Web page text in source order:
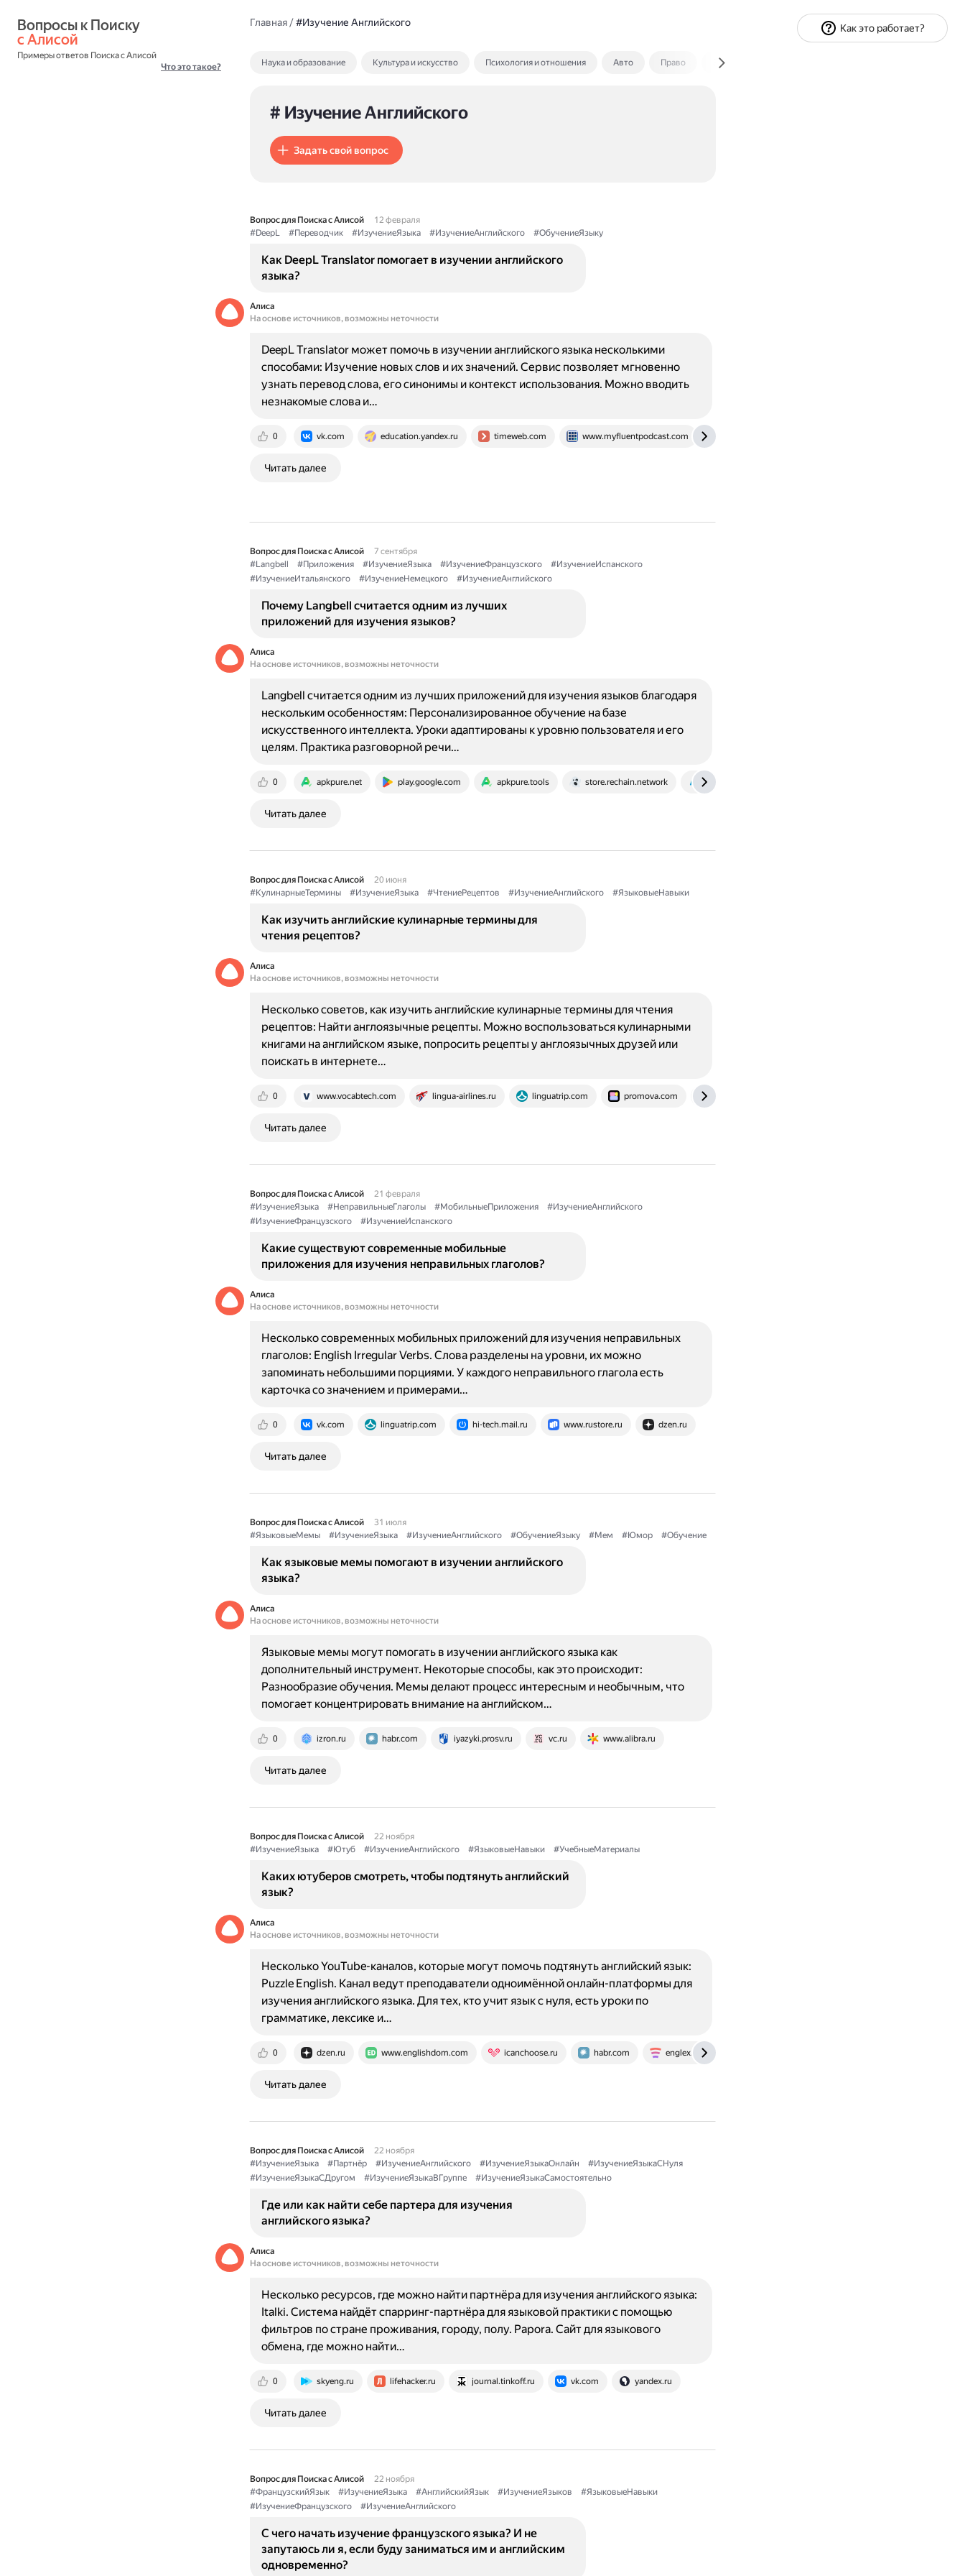
с Алисой
Примеры ответов Поиска с Алисой
Что это такое?
Главная/#Изучение Английского
Наука и образование Культура и искусство Психология и отношения Авто Право Экономика и финансы
# Изучение Английского
Задать свой вопрос
Вопрос для Поиска с Алисой
12 февраля
#DeepL
#Переводчик #ИзучениеЯзыка #ИзучениеАнглийского #ОбучениеЯзыку
Как DeepL Translator помогает в изучении английского
языка?
Алиса
На основе источников, возможны неточности
0 vk.com education.yandex.ru timeweb.com www.myfluentpodcast.com
DeepL Translator может помочь в изучении английского языка несколькими
способами: Изучение новых слов и их значений. Сервис позволяет мгновенно
узнать перевод слова, его синонимы и контекст использования. Можно вводить
незнакомые слова и…
Читать далее
Вопрос для Поиска с Алисой
7 сентября
#Langbell
#Приложения #ИзучениеЯзыка #ИзучениеФранцузского
#ИзучениеИспанского
#ИзучениеИтальянского
#ИзучениеНемецкого #ИзучениеАнглийского
Почему Langbell считается одним из лучших
приложений для изучения языков?
Алиса
На основе источников, возможны неточности
0 apkpure.net play.google.com apkpure.tools store.rechain.network thejoai.com
Langbell считается одним из лучших приложений для изучения языков благодаря
нескольким особенностям: Персонализированное обучение на базе
искусственного интеллекта. Уроки адаптированы к уровню пользователя и его
целям. Практика разговорной речи…
Читать далее
Вопрос для Поиска с Алисой
20 июня
#КулинарныеТермины
#ИзучениеЯзыка #ЧтениеРецептов #ИзучениеАнглийского #ЯзыковыеНавыки
Как изучить английские кулинарные термины для
чтения рецептов?
Алиса
На основе источников, возможны неточности
0 www.vocabtech.com lingua-airlines.ru linguatrip.com promova.com
Несколько советов, как изучить английские кулинарные термины для чтения
рецептов: Найти англоязычные рецепты. Можно воспользоваться кулинарными
книгами на английском языке, попросить рецепты у англоязычных друзей или
поискать в интернете…
Читать далее
Вопрос для Поиска с Алисой
21 февраля
#ИзучениеЯзыка
#НеправильныеГлаголы #МобильныеПриложения
#ИзучениеАнглийского
#ИзучениеФранцузского
#ИзучениеИспанского
Какие существуют современные мобильные
приложения для изучения неправильных глаголов?
Алиса
На основе источников, возможны неточности
0 vk.com linguatrip.com hi-tech.mail.ru www.rustore.ru dzen.ru
Несколько современных мобильных приложений для изучения неправильных
глаголов: English Irregular Verbs. Слова разделены на уровни, их можно
запоминать небольшими порциями. У каждого неправильного глагола есть
карточка со значением и примерами…
Читать далее
Вопрос для Поиска с Алисой
31 июля
#ЯзыковыеМемы
#ИзучениеЯзыка #ИзучениеАнглийского #ОбучениеЯзыку #Мем #Юмор #Обучение
Как языковые мемы помогают в изучении английского
языка?
Алиса
На основе источников, возможны неточности
0 izron.ru habr.com iyazyki.prosv.ru vc.ru www.alibra.ru
Языковые мемы могут помогать в изучении английского языка как
дополнительный инструмент. Некоторые способы, как это происходит:
Разнообразие обучения. Мемы делают процесс интересным и необычным, что
помогает концентрировать внимание на английском…
Читать далее
Вопрос для Поиска с Алисой
22 ноября
#ИзучениеЯзыка
#Ютуб #ИзучениеАнглийского #ЯзыковыеНавыки #УчебныеМатериалы
Каких ютуберов смотреть, чтобы подтянуть английский
язык?
Алиса
На основе источников, возможны неточности
0 dzen.ru www.englishdom.com icanchoose.ru habr.com englex.ru
Несколько YouTube-каналов, которые могут помочь подтянуть английский язык:
Puzzle English. Канал ведут преподаватели одноимённой онлайн-платформы для
изучения английского языка. Для тех, кто учит язык с нуля, есть уроки по
грамматике, лексике и…
Читать далее
Вопрос для Поиска с Алисой
22 ноября
#ИзучениеЯзыка
#Партнёр #ИзучениеАнглийского #ИзучениеЯзыкаОнлайн
#ИзучениеЯзыкаСНуля
#ИзучениеЯзыкаСДругом
#ИзучениеЯзыкаВГруппе #ИзучениеЯзыкаСамостоятельно
Где или как найти себе партера для изучения
английского языка?
Алиса
На основе источников, возможны неточности
0 skyeng.ru lifehacker.ru journal.tinkoff.ru vk.com yandex.ru
Несколько ресурсов, где можно найти партнёра для изучения английского языка:
Italki. Система найдёт спарринг-партнёра для языковой практики с помощью
фильтров по стране проживания, городу, полу. Papora. Сайт для языкового
обмена, где можно найти…
Читать далее
Вопрос для Поиска с Алисой
22 ноября
#ФранцузскийЯзык
#ИзучениеЯзыка #АнглийскийЯзык #ИзучениеЯзыков
#ЯзыковыеНавыки
#ИзучениеФранцузского
#ИзучениеАнглийского
С чего начать изучение французского языка? И не
запутаюсь ли я, если буду заниматься им и английским
одновременно?
Как это работает?